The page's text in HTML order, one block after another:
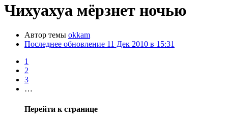
Чихуахуа мёрзнет ночью
Автор темы okkam
Последнее обновление 11 Дек 2010 в 15:31
1
2
3
…
Перейти к странице